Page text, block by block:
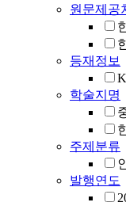
원문제공
등재정보
학술지명
주제분류
발행연도